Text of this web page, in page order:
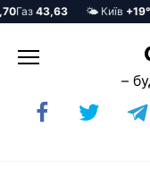
Газ43,63 🌤️ Київ+19°$
до
–